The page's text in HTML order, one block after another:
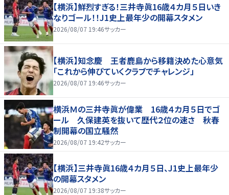
【横浜】鮮烈すぎる！三井寺眞16歳４カ月５日いき
なりゴール！！J1史上最年少の開幕スタメン
2026/08/07 19:46サッカー
【横浜】知念慶 王者鹿島から移籍決めた心意気
「これから伸びていくクラブでチャレンジ」
2026/08/07 19:46サッカー
横浜Ｍの三井寺眞が偉業 16歳４カ月５日でゴ
ール 久保建英を抜いて歴代２位の速さ 秋春
制開幕の国立騒然
2026/08/07 19:42サッカー
【横浜】三井寺眞16歳４カ月５日、J1史上最年少
の開幕スタメン
2026/08/07 19:38サッカー